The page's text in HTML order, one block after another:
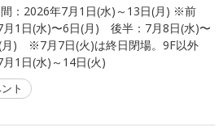
： 2026年7月1日(水)～13日(月) ※前
月1日(水)〜6日(月) 後半：7月8日(水)〜
月) ※7月7日(火)は終日閉場。9F以外
月1日(水)～14日(火)
ト